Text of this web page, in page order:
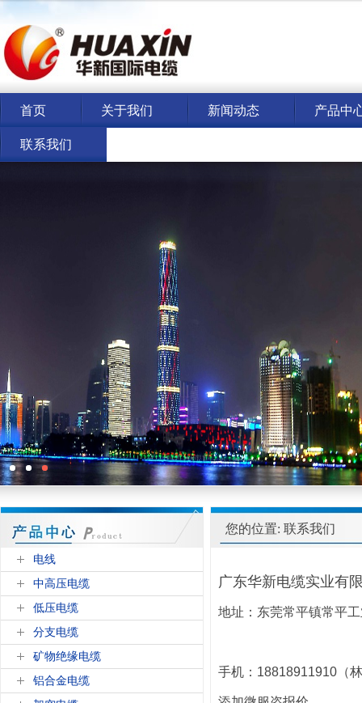
首页 关于我们 新闻动态 产品中
联系我们
电线
中高压电缆
低压电缆
分支电缆
矿物绝缘电缆
铝合金电缆
您的位置: 联系我们
广东华新电缆实业有
地址：东莞常平镇常平
手机：18818911910（